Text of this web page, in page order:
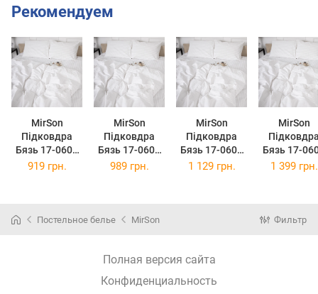
Рекомендуем
MirSon
Підковдра
Бязь 17-0605
Stripe White
MirSon
Підковдра
Бязь 17-0605
Stripe White
MirSon
Підковдра
Бязь 17-0605
Stripe White
MirSon
Бязь 17-
Stripe
919 грн. 989 грн. 1 129 грн. 1 399 грн.
Постельное белье MirSon Фильтр
Полная версия сайта
Конфиденциальность